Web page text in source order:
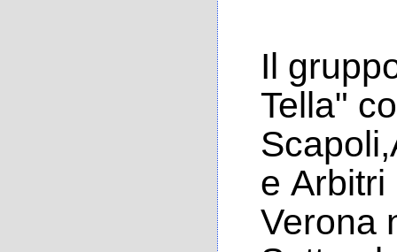
Il
Tella"
e Arbitri
Verona